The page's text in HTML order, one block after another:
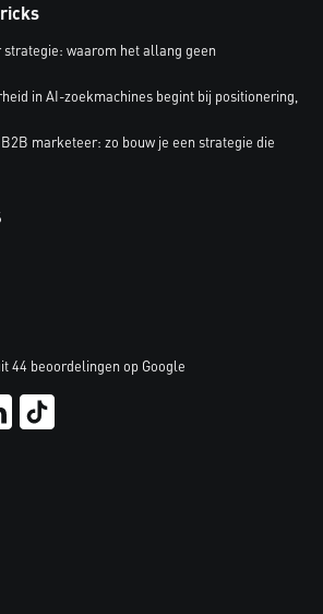
strategie: waarom het allang geen
in AI-zoekmachines begint bij positionering,
marketeer: zo bouw je een strategie die
44 beoordelingen op Google